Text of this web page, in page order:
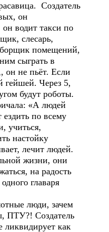
Создатель
он
он водит такси по
слесарь,
помещений,
сыграть в
он не пьёт. Если
гейшей. Через 5,
будут роботы.
«А людей
по всему
учиться,
настойку
лечит людей.
жизни, они
на радость
главаря
люди, зачем
ПТУ?! Создатель
ликвидирует как